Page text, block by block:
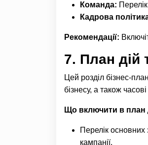
Команда:
Кадрова
Рекомендації:
7. План дій
Цей розділ бізнес-
бізнесу, а також
Що включити в план
Перелік основних
кампанії.